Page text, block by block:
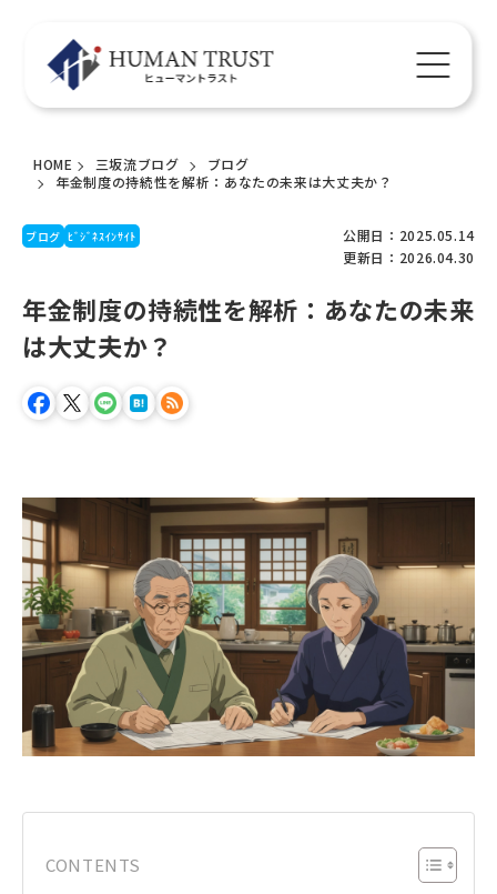
HOME 三坂流ブログ
ブログ
年金制度の持続性を解析：あなたの未来は大丈夫か？
ブログ ﾋﾞｼﾞﾈｽｲﾝｻｲﾄ
公開日：2025.05.14
更新日：2026.04.30
年金制度の持続性を解析：あなたの未来
は大丈夫か？
CONTENTS